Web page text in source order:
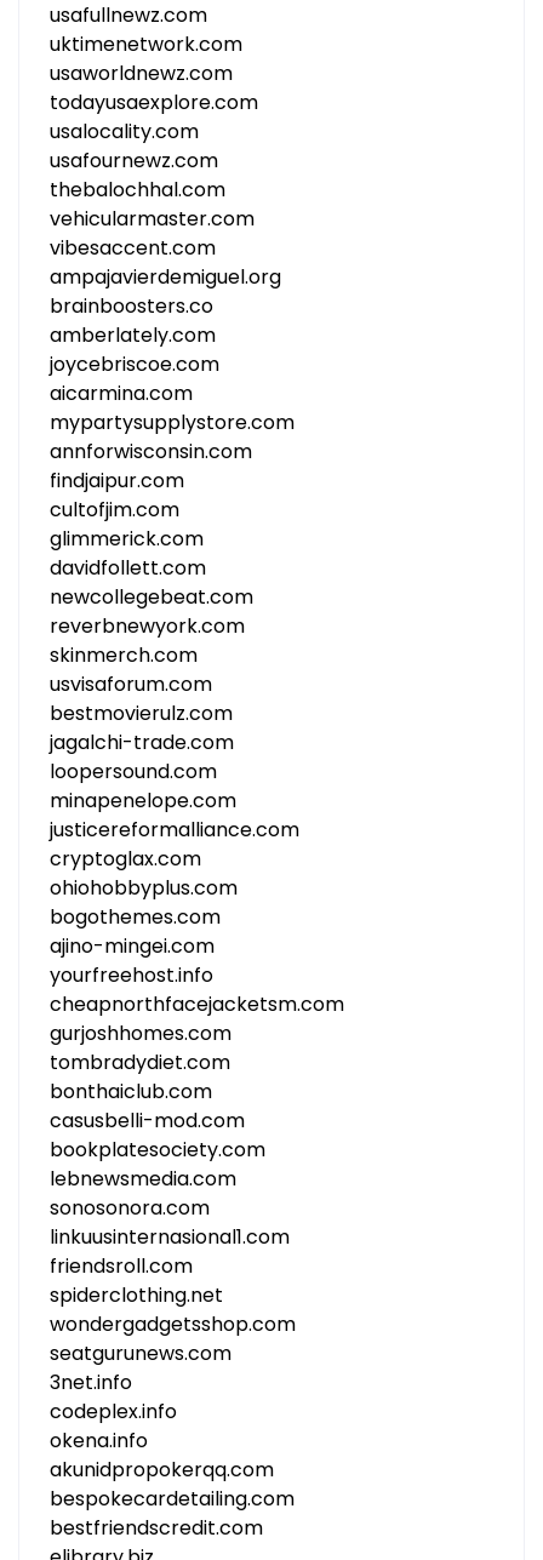
usafullnewz.com
uktimenetwork.com
usaworldnewz.com
todayusaexplore.com
usalocality.com
usafournewz.com
thebalochhal.com
vehicularmaster.com
vibesaccent.com
ampajavierdemiguel.org
brainboosters.co
amberlately.com
joycebriscoe.com
aicarmina.com
mypartysupplystore.com
annforwisconsin.com
findjaipur.com
cultofjim.com
glimmerick.com
davidfollett.com
newcollegebeat.com
reverbnewyork.com
skinmerch.com
usvisaforum.com
bestmovierulz.com
jagalchi-trade.com
loopersound.com
minapenelope.com
justicereformalliance.com
cryptoglax.com
ohiohobbyplus.com
bogothemes.com
ajino-mingei.com
yourfreehost.info
cheapnorthfacejacketsm.com
gurjoshhomes.com
tombradydiet.com
bonthaiclub.com
casusbelli-mod.com
bookplatesociety.com
lebnewsmedia.com
sonosonora.com
linkuusinternasional1.com
friendsroll.com
spiderclothing.net
wondergadgetsshop.com
seatgurunews.com
3net.info
codeplex.info
okena.info
akunidpropokerqq.com
bespokecardetailing.com
bestfriendscredit.com